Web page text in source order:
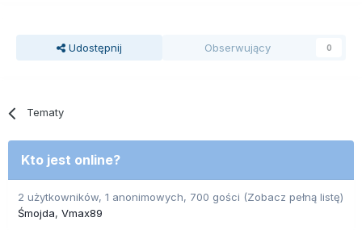
Udostępnij Obserwujący 0
Tematy
Kto jest online?
2 użytkowników, 1 anonimowych, 700 gości (Zobacz pełną listę)
Śmojda Vmax89